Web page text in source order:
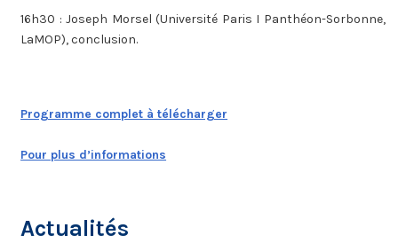
16h30 : Joseph Morsel (Université Paris I Panthéon-Sorbonne,
LaMOP), conclusion.
Programme complet à télécharger
Pour plus d’informations
Actualités